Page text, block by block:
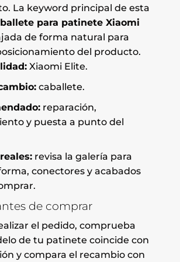
La keyword principal de esta
para patinete Xiaomi
de forma natural para
del producto.
Xiaomi Elite.
caballete.
reparación,
y puesta a punto del
revisa la galería para
conectores y acabados
de comprar
el pedido, comprueba
de tu patinete coincide con
y compara el recambio con